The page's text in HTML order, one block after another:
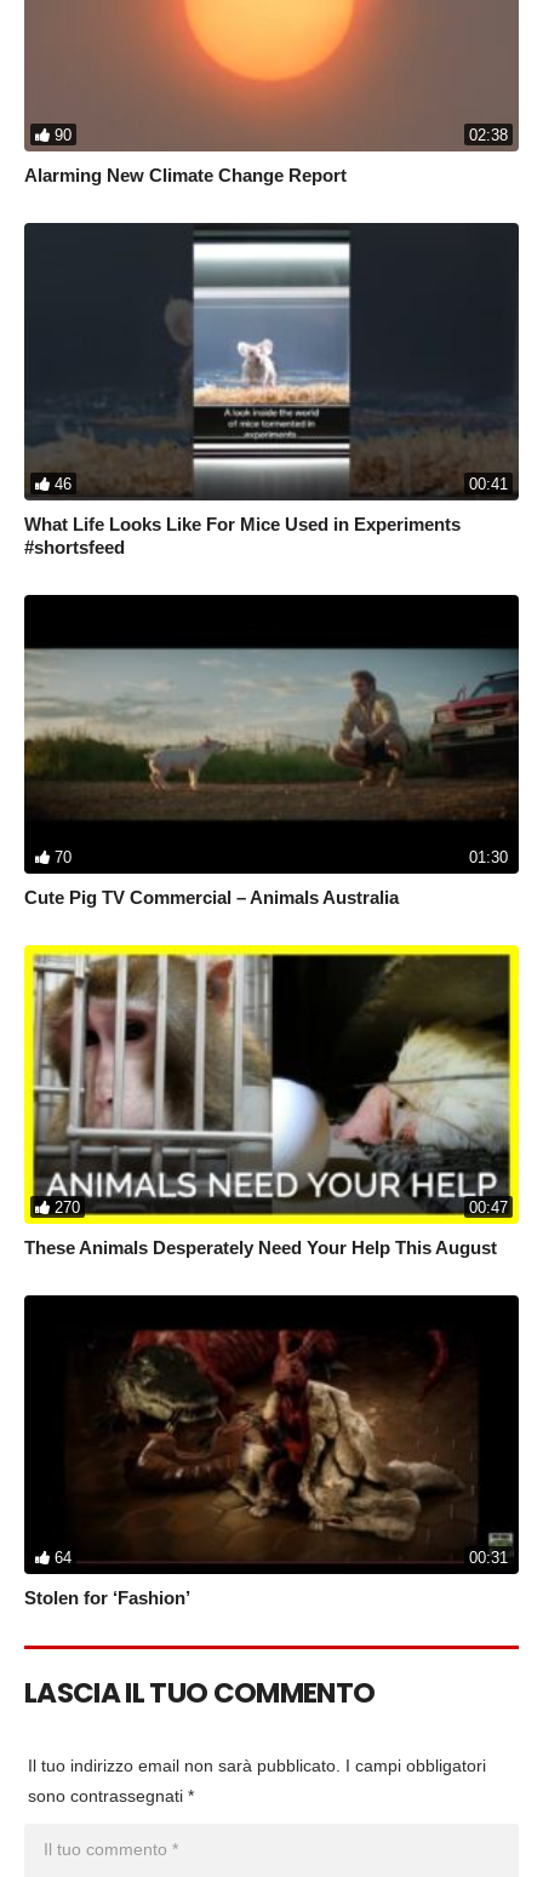
90 02:38
Alarming New Climate Change Report
46 00:41
What Life Looks Like For Mice Used in Experiments
#shortsfeed
70 01:30
Cute Pig TV Commercial – Animals Australia
270 00:47
These Animals Desperately Need Your Help This August
64 00:31
Stolen for ‘Fashion’
LASCIA IL TUO COMMENTO
Il tuo indirizzo email non sarà pubblicato. I campi obbligatori
sono contrassegnati *